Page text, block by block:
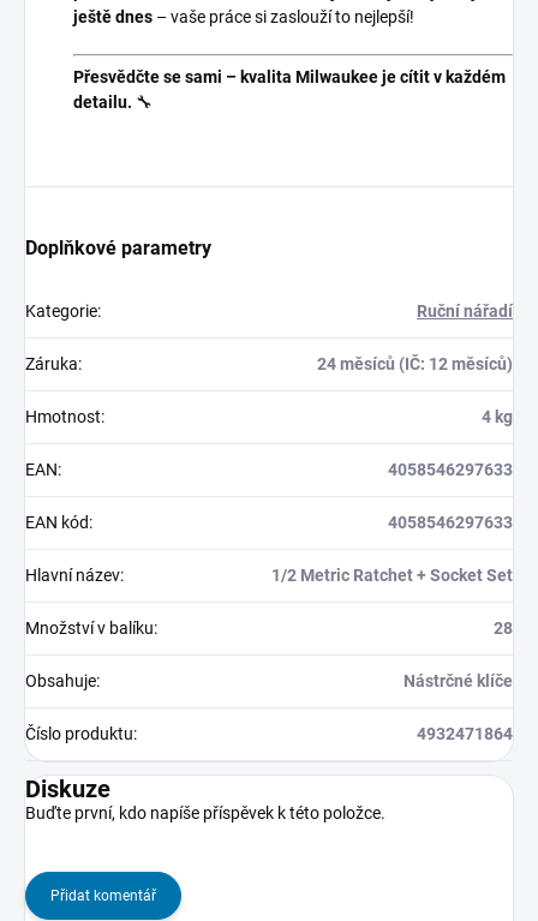
ještě dnes – vaše práce si zaslouží to nejlepší!
Přesvědčte se sami – kvalita Milwaukee je cítit v každém
detailu. 🔧
Doplňkové parametry
Kategorie: Ruční nářadí
Záruka: 24 měsíců (IČ: 12 měsíců)
Hmotnost: 4 kg
EAN: 4058546297633
EAN kód: 4058546297633
Hlavní název: 1/2 Metric Ratchet + Socket Set
Množství v balíku: 28
Obsahuje: Nástrčné klíče
Číslo produktu: 4932471864
Diskuze
Buďte první, kdo napíše příspěvek k této položce.
Přidat komentář